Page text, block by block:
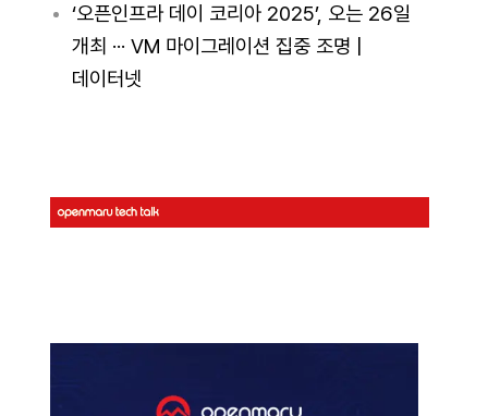
‘오픈인프라 데이 코리아 2025’, 오는 26일
개최 ··· VM 마이그레이션 집중 조명 |
데이터넷